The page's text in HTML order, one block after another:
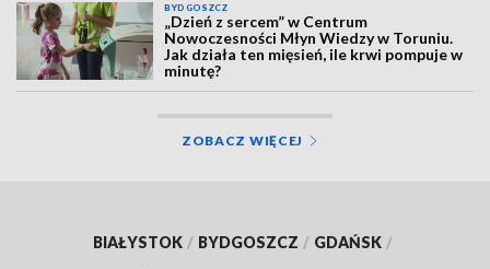
BYDGOSZCZ
„Dzień z sercem” w Centrum
Nowoczesności Młyn Wiedzy w Toruniu.
Jak działa ten mięsień, ile krwi pompuje w
minutę?
ZOBACZ WIĘCEJ
BIAŁYSTOK / BYDGOSZCZ / GDAŃSK /